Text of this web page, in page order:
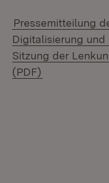
Pressemitteilung
Digitalisierung und
Sitzung der
(PDF)